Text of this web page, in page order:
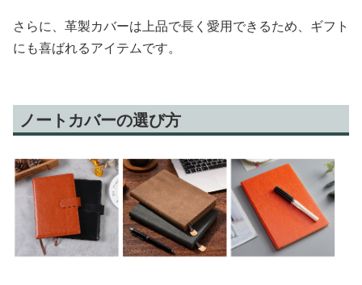
さらに、革製カバーは上品で長く愛用できるため、ギフト
にも喜ばれるアイテムです。
ノートカバーの選び方